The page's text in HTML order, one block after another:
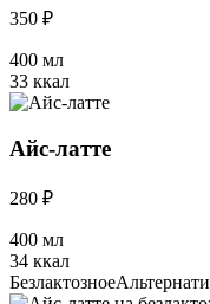
350 ₽
400 мл
33 ккал
Айс-латте
280 ₽
400 мл
34 ккал
Безлактозное